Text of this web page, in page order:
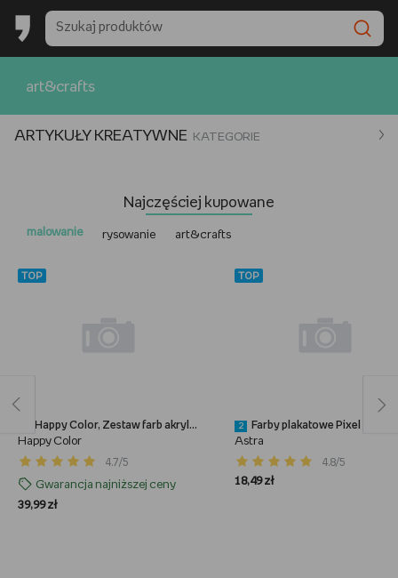
art&crafts
ARTYKUŁY KREATYWNE KATEGORIE
Najczęściej kupowane
malowanie rysowanie art&crafts
TOP
Happy Color, Zestaw farb akrylowych, 24x12 ml
Happy Color
4.7/5
Gwarancja najniższej ceny
39,99 zł
TOP
2 Farby plakatowe Pixel One 12 kolorów 20 ml
Astra
4.8/5
18,49 zł